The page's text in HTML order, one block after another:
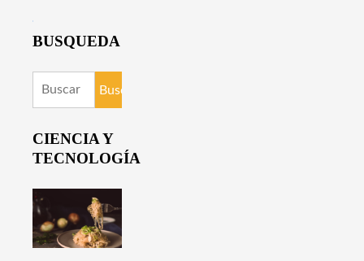
BUSQUEDA
Buscar:
CIENCIA Y
TECNOLOGÍA